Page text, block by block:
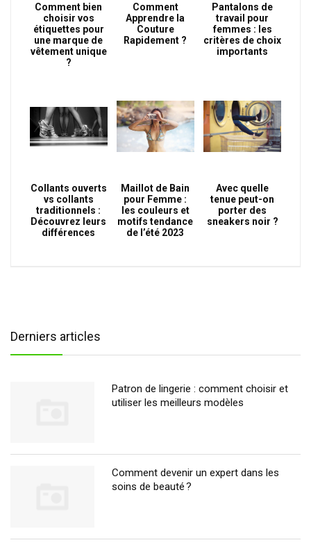
Comment bien
choisir vos
étiquettes pour
une marque de
vêtement unique
?
Comment
Apprendre la
Couture
Rapidement ?
Pantalons de
travail pour
femmes : les
critères de choix
importants
Collants ouverts
vs collants
traditionnels :
Découvrez leurs
différences
Maillot de Bain
pour Femme :
les couleurs et
motifs tendance
de l’été 2023
Avec quelle
tenue peut-on
porter des
sneakers noir ?
Derniers articles
Patron de lingerie : comment choisir et
utiliser les meilleurs modèles
Comment devenir un expert dans les
soins de beauté ?